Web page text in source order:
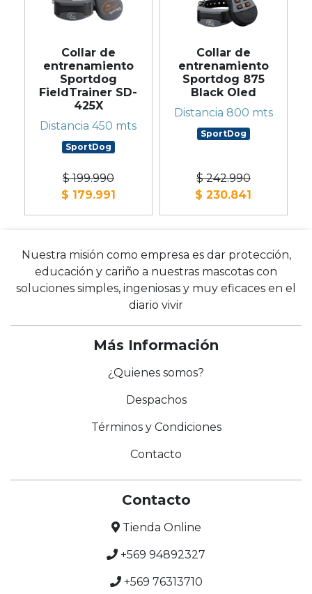
Collar de
entrenamiento
Sportdog
FieldTrainer SD-
425X
Distancia 450 mts
SportDog
$ 199.990
$ 179.991
Collar de
entrenamiento
Sportdog 875
Black Oled
Distancia 800 mts
SportDog
$ 242.990
$ 230.841
Nuestra misión como empresa es dar protección,
educación y cariño a nuestras mascotas con
soluciones simples, ingeniosas y muy eficaces en el
diario vivir
Más Información
¿Quienes somos?
Despachos
Términos y Condiciones
Contacto
Contacto
Tienda Online
+569 94892327
+569 76313710